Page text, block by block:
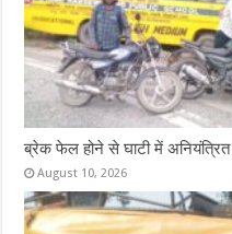
ब्रेक फेल होने से घाटी में
August 10, 2026